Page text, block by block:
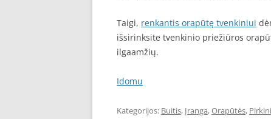
Taigi, renkantis orapūtę tvenkiniui
išsirinksite tvenkinio priežiūros
ilgaamžių.
Idomu
Kategorijos: Buitis, Įranga,Orapūtės,